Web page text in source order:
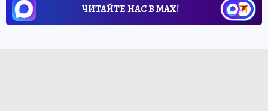
ЧИТАЙТЕ НАС В МАХ!